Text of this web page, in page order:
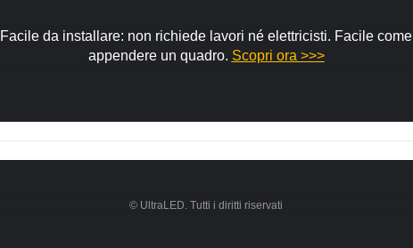
Facile da installare: non richiede lavori né elettricisti. Facile come
appendere un quadro. Scopri ora >>>
© UltraLED. Tutti i diritti riservati